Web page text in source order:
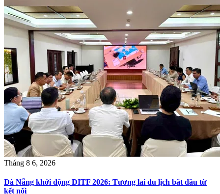
Tháng 8 6, 2026
Đà Nẵng khởi động DITF 2026: Tương lai du lịch bắt đầu từ
kết nối